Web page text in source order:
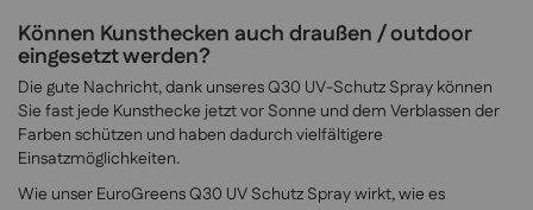
Können Kunsthecken auch draußen / outdoor
eingesetzt werden?
Die gute Nachricht, dank unseres Q30 UV-Schutz Spray können
Sie fast jede Kunsthecke jetzt vor Sonne und dem Verblassen der
Farben schützen und haben dadurch vielfältigere
Einsatzmöglichkeiten.
Wie unser EuroGreens Q30 UV Schutz Spray wirkt, wie es